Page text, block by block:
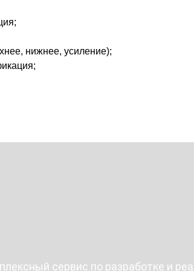
нижнее, усиление);
сервис по разработке и